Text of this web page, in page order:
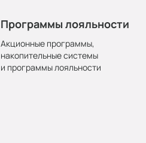
Программы лояльности
Акционные программы,
накопительные системы
и программы лояльности